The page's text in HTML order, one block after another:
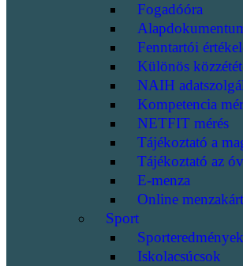
Fogadóóra
Fenntartói
Különös
NAIH
Kompetencia
NETFIT mérés
Tájékoztató a
Tájékoztató az
E-menza
Online
Sport
Sporteredmények
Iskolacsúcsok